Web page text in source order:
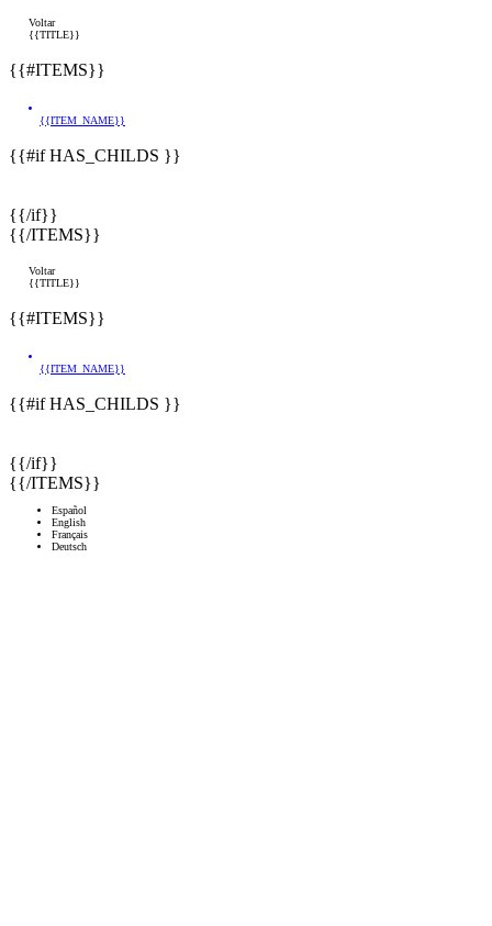
Voltar
{{TITLE}}
{{#ITEMS}}
{{ITEM_NAME}}
{{#if HAS_CHILDS }}
{{/if}}
{{/ITEMS}}
Voltar
{{TITLE}}
{{#ITEMS}}
{{ITEM_NAME}}
{{#if HAS_CHILDS }}
{{/if}}
{{/ITEMS}}
Español
English
Français
Deutsch